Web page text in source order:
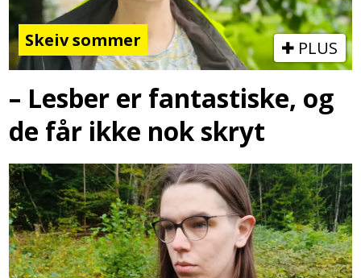
Skeiv sommer PLUS
– Lesber er fantastiske, og
de får ikke nok skryt